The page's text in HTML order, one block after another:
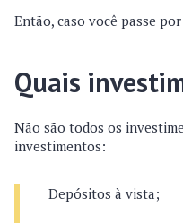
Então, caso você passe
Quais
Não são todos os
investimentos:
Depósitos à vista;